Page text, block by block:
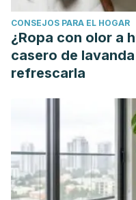
Neuroscience.
https://
CONSEJOS PARA EL HOGAR
¿Ropa con olor a
casero de
refrescarla